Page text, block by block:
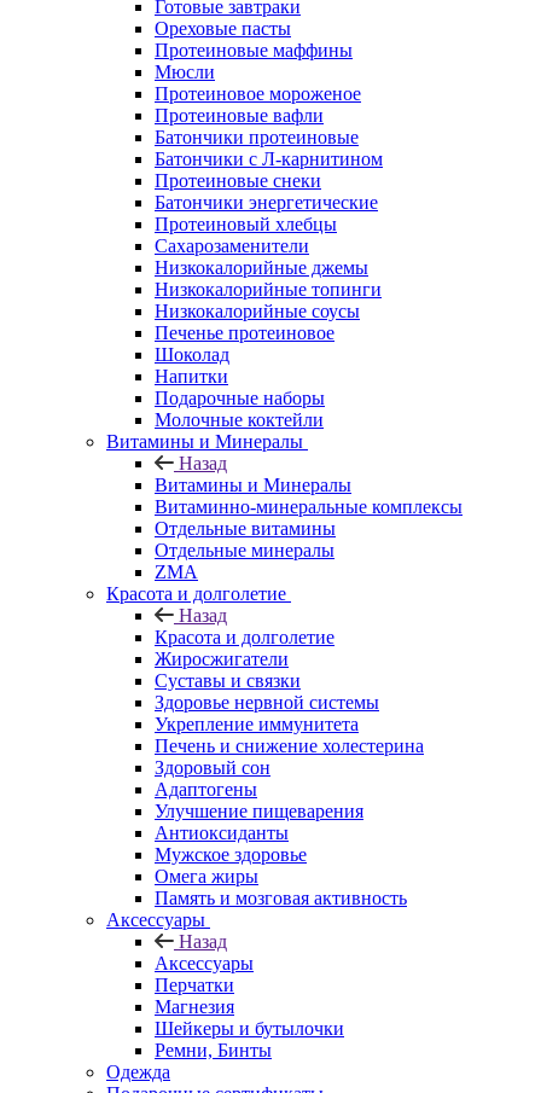
Готовые завтраки
Ореховые пасты
Протеиновые маффины
Мюсли
Протеиновое мороженое
Протеиновые вафли
Батончики протеиновые
Батончики с Л-карнитином
Протеиновые снеки
Батончики энергетические
Протеиновый хлебцы
Сахарозаменители
Низкокалорийные джемы
Низкокалорийные топинги
Низкокалорийные соусы
Печенье протеиновое
Шоколад
Напитки
Подарочные наборы
Молочные коктейли
Витамины и Минералы
Назад
Витамины и Минералы
Витаминно-минеральные комплексы
Отдельные витамины
Отдельные минералы
ZMA
Красота и долголетие
Назад
Красота и долголетие
Жиросжигатели
Суставы и связки
Здоровье нервной системы
Укрепление иммунитета
Печень и снижение холестерина
Здоровый сон
Адаптогены
Улучшение пищеварения
Антиоксиданты
Мужское здоровье
Омега жиры
Память и мозговая активность
Аксессуары
Назад
Аксессуары
Перчатки
Магнезия
Шейкеры и бутылочки
Ремни, Бинты
Одежда